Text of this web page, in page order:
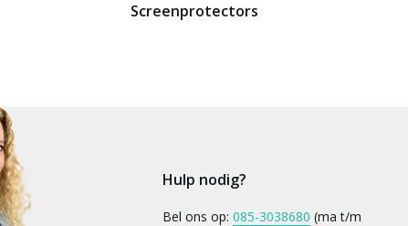
Screenprotectors
Hulp nodig?
Bel ons op: 085-3038680 (ma t/m